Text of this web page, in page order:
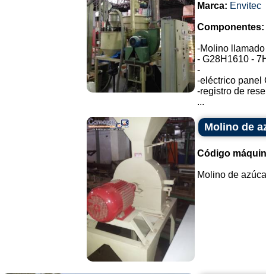
Marca: Envitec
Componentes:
-Molino
- G28H1610 -
-
-eléctrico panel
-registro de
...
Molino de
Código
Molino de